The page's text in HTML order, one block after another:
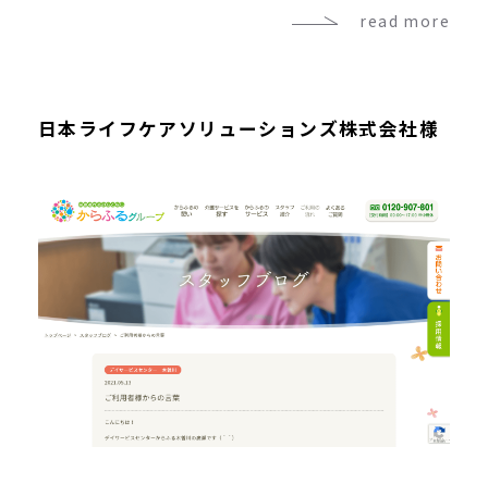
read more
日本ライフケアソリューションズ株式会社様